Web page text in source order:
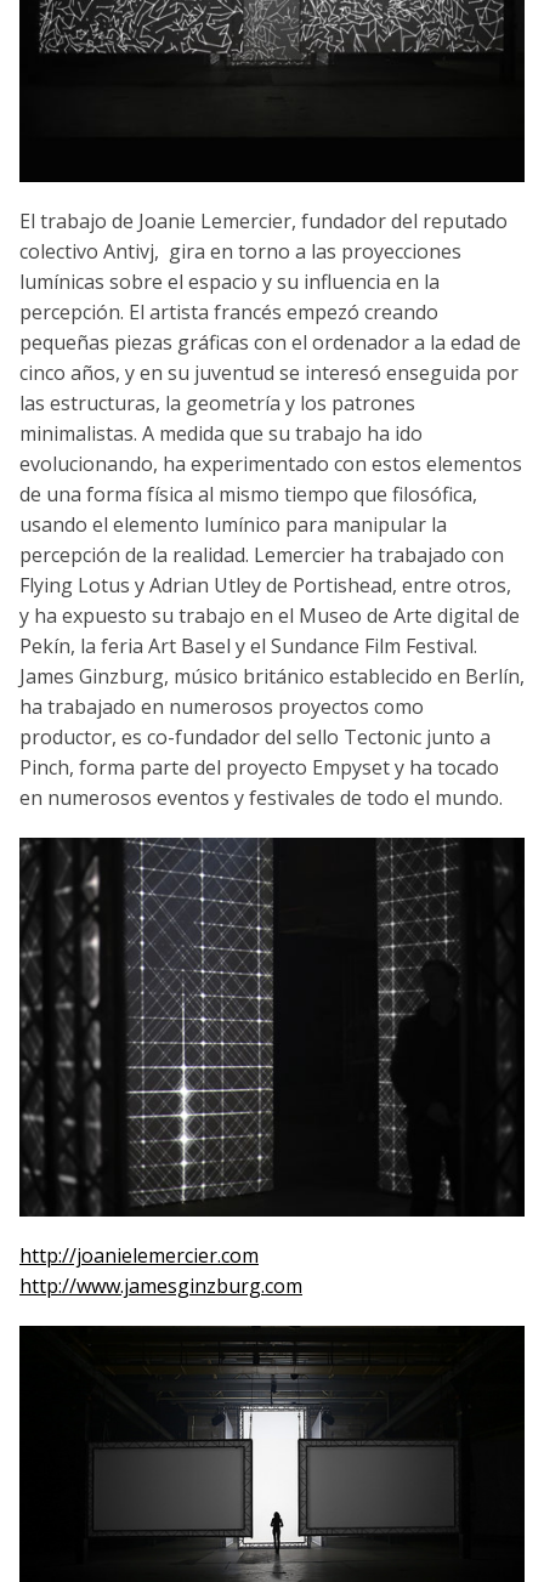
El trabajo de Joanie Lemercier, fundador del reputado
colectivo Antivj, gira en torno a las proyecciones
lumínicas sobre el espacio y su influencia en la
percepción. El artista francés empezó creando
pequeñas piezas gráficas con el ordenador a la edad de
cinco años, y en su juventud se interesó enseguida por
las estructuras, la geometría y los patrones
minimalistas. A medida que su trabajo ha ido
evolucionando, ha experimentado con estos elementos
de una forma física al mismo tiempo que filosófica,
usando el elemento lumínico para manipular la
percepción de la realidad. Lemercier ha trabajado con
Flying Lotus y Adrian Utley de Portishead, entre otros,
y ha expuesto su trabajo en el Museo de Arte digital de
Pekín, la feria Art Basel y el Sundance Film Festival.
James Ginzburg, músico británico establecido en Berlín,
ha trabajado en numerosos proyectos como
productor, es co-fundador del sello Tectonic junto a
Pinch, forma parte del proyecto Empyset y ha tocado
en numerosos eventos y festivales de todo el mundo.
http://joanielemercier.com
http://www.jamesginzburg.com